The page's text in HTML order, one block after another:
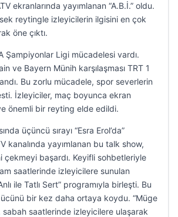
ekranlarında yayımlanan “A.B.İ.” oldu.
reytingle izleyicilerin ilgisini en çok
öne çıktı.
Şampiyonlar Ligi mücadelesi vardı.
ve Bayern Münih karşılaşması TRT 1
Bu zorlu mücadele, spor severlerin
İzleyiciler, maç boyunca ekran
önemli bir reyting elde edildi.
üçüncü sırayı “Esra Erol’da”
kanalında yayımlanan bu talk show,
çekmeyi başardı. Keyifli sohbetleriyle
saatlerinde izleyicilere sunulan
ile Tatlı Sert” programıyla birleşti. Bu
bir kez daha ortaya koydu. “Müge
sabah saatlerinde izleyicilere ulaşarak